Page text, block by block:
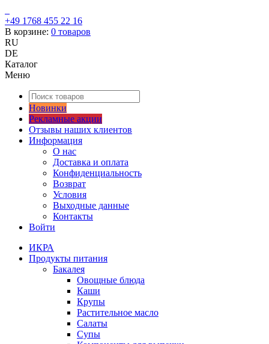
+49 1768 455 22 16
В корзине: 0 товаров
RU
DE
Каталог
Меню
Новинки
Рекламные акции
Отзывы наших клиентов
Информация
О нас
Доставка и оплата
Конфиденциальность
Возврат
Условия
Выходные данные
Контакты
Войти
ИКРА
Продукты питания
Бакалея
Овощные блюда
Каши
Крупы
Растительное масло
Салаты
Супы